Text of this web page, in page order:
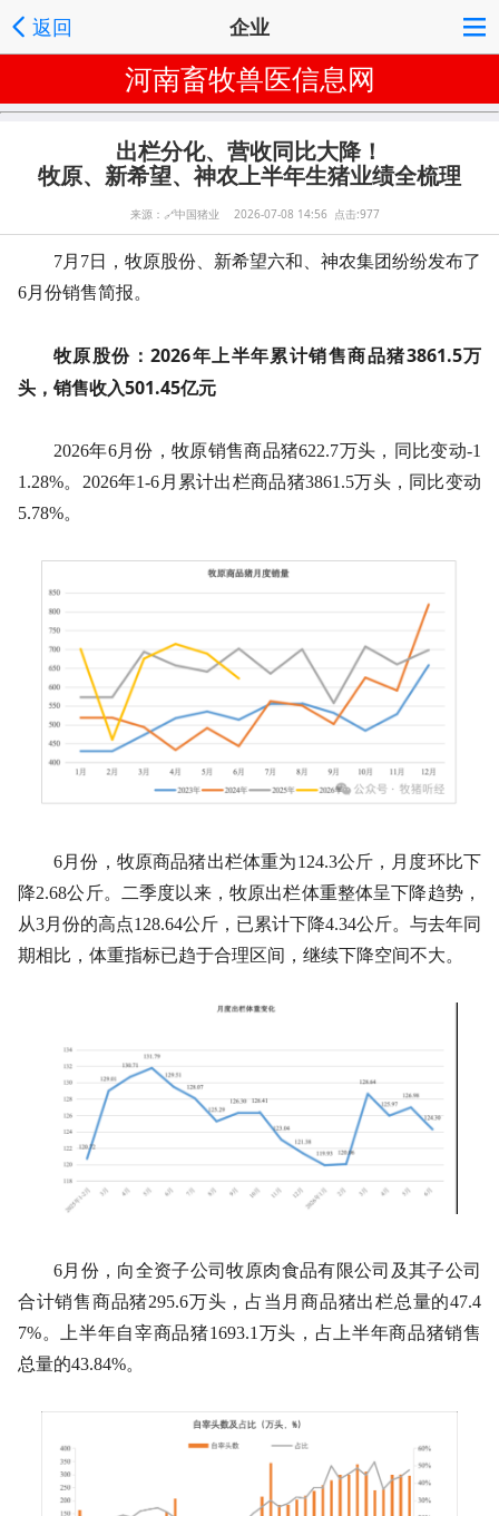
返回 企业
河南畜牧兽医信息网
出栏分化、营收同比大降！
牧原、新希望、神农上半年生猪业绩全梳理
来源： 🔗中国猪业 2026-07-08 14:56 点击:977
7月7日，牧原股份、新希望六和、神农集团纷纷发布了
6月份销售简报。
牧原股份：2026年上半年累计销售商品猪3861.5万
头，销售收入501.45亿元
2026年6月份，牧原销售商品猪622.7万头，同比变动-1
1.28%。2026年1-6月累计出栏商品猪3861.5万头，同比变动
5.78%。
6月份，牧原商品猪出栏体重为124.3公斤，月度环比下
降2.68公斤。二季度以来，牧原出栏体重整体呈下降趋势，
从3月份的高点128.64公斤，已累计下降4.34公斤。与去年同
期相比，体重指标已趋于合理区间，继续下降空间不大。
6月份，向全资子公司牧原肉食品有限公司及其子公司
合计销售商品猪295.6万头，占当月商品猪出栏总量的47.4
7%。上半年自宰商品猪1693.1万头，占上半年商品猪销售
总量的43.84%。